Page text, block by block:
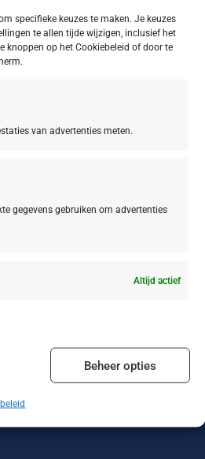
specifieke keuzes te maken. Je keuzes
te allen tijde wijzigen, inclusief het
knoppen op het Cookiebeleid of door te
van advertenties meten.
gegevens gebruiken om advertenties
Altijd actief
Altijd actief
Beheer opties